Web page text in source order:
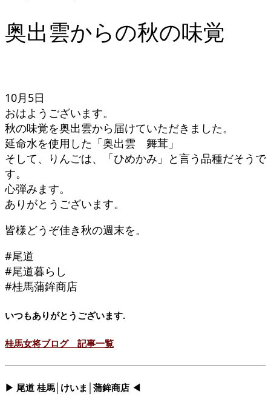
奥出雲からの秋の味覚
10月5日
おはようございます。
秋の味覚を奥出雲から届けていただきました。
延命水を使用した「奥出雲 舞茸」
そして、りんごは、「ひめかみ」と言う品種だそうで
す。
心弾みます。
ありがとうございます。
皆様どうぞ佳き秋の週末を。
#尾道
#尾道暮らし
#桂馬蒲鉾商店
いつもありがとうございます.
桂馬女将ブログ 記事一覧
▶ 尾道 桂馬│けいま│蒲鉾商店 ◀